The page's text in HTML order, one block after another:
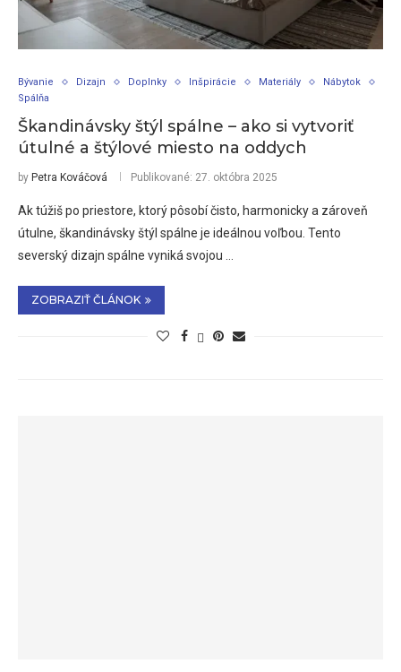
Bývanie Dizajn Doplnky Inšpirácie Materiály
Nábytok
Spálňa
Škandinávsky štýl spálne – ako si vytvoriť
útulné a štýlové miesto na oddych
by Petra Kováčová Publikované: 27. októbra 2025
Ak túžiš po priestore, ktorý pôsobí čisto, harmonicky a zároveň
útulne, škandinávsky štýl spálne je ideálnou voľbou. Tento
severský dizajn spálne vyniká svojou …
ZOBRAZIŤ ČLÁNOK